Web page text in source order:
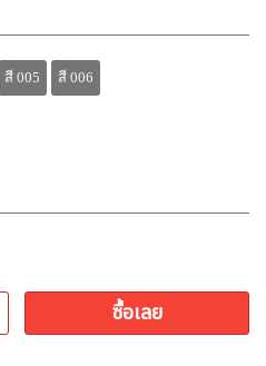
ำหนักมากสุด 10-15Kg. น้ำหนัก
สี 005 สี 006
ซื้อเลย